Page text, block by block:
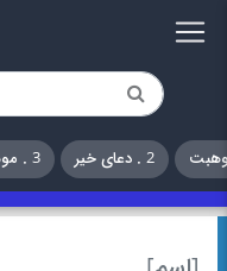
2 . دعای خیر 3 . موهبت الهی